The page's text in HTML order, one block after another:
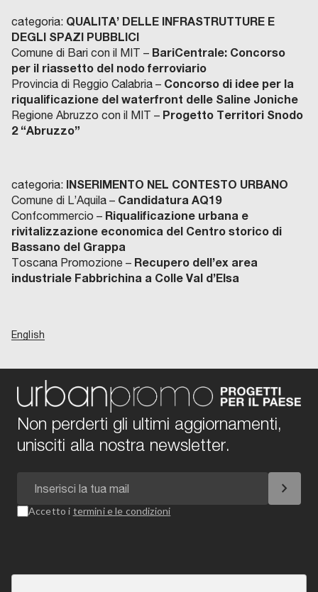
categoria: QUALITA’ DELLE INFRASTRUTTURE E
DEGLI SPAZI PUBBLICI
Comune di Bari con il MIT – BariCentrale: Concorso
per il riassetto del nodo ferroviario
Provincia di Reggio Calabria – Concorso di idee per la
riqualificazione del waterfront delle Saline Joniche
Regione Abruzzo con il MIT – Progetto Territori Snodo
2 “Abruzzo”
categoria: INSERIMENTO NEL CONTESTO URBANO
Comune di L’Aquila – Candidatura AQ19
Confcommercio – Riqualificazione urbana e
rivitalizzazione economica del Centro storico di
Bassano del Grappa
Toscana Promozione – Recupero dell’ex area
industriale Fabbrichina a Colle Val d’Elsa
English
Non perderti gli ultimi aggiornamenti,
unisciti alla nostra newsletter.
chevron_right
Accetto i termini e le condizioni